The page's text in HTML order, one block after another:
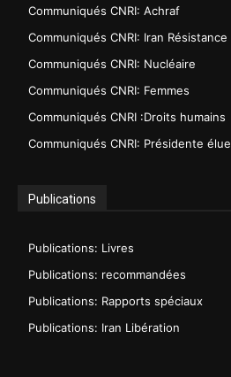
Communiqués CNRI: Achraf
Communiqués CNRI: Iran Résistance
Communiqués CNRI: Nucléaire
Communiqués CNRI: Femmes
Communiqués CNRI :Droits humains
Communiqués CNRI: Présidente élue
Publications
Publications: Livres
Publications: recommandées
Publications: Rapports spéciaux
Publications: Iran Libération